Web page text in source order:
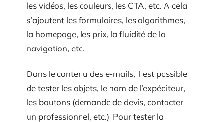
les vidéos, les couleurs, les CTA, etc. A cela
s’ajoutent les formulaires, les algorithmes,
la homepage, les prix, la fluidité de la
navigation, etc.
Dans le contenu des e-mails, il est possible
de tester les objets, le nom de l’expéditeur,
les boutons (demande de devis, contacter
un professionnel, etc.). Pour tester la